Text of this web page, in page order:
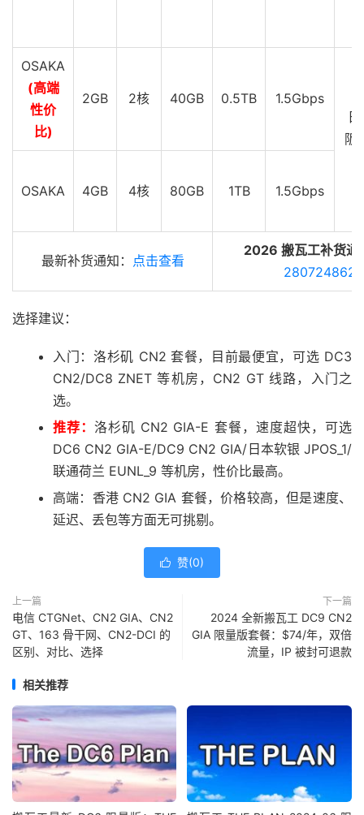
OSAKA
(高端
性价
比)
2GB 2核 40GB 0.5TB
1.5Gbps
阪
OSAKA
4GB 4核 80GB 1TB 1.5Gbps
最新补货通知： 点击查看
2026 搬瓦工补货通
280724862
选择建议：
入门：洛杉矶 CN2 套餐，目前最便宜，可选 DC3
CN2/DC8 ZNET 等机房，CN2 GT 线路，入门之
选。
推荐：洛杉矶 CN2 GIA-E 套餐，速度超快，可选
DC6 CN2 GIA-E/DC9 CN2 GIA/日本软银 JPOS_1/
联通荷兰 EUNL_9 等机房，性价比最高。
高端：香港 CN2 GIA 套餐，价格较高，但是速度、
延迟、丢包等方面无可挑剔。
 赞(0)
上一篇
电信 CTGNet、CN2 GIA、CN2
GT、163 骨干网、CN2-DCI 的
区别、对比、选择
下一篇
2024 全新搬瓦工 DC9 CN2
GIA 限量版套餐：$74/年，双倍
流量，IP 被封可退款
相关推荐